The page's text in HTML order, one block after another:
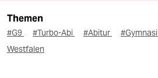
Themen
#G9 #Turbo-Abi #Abitur
Westfalen